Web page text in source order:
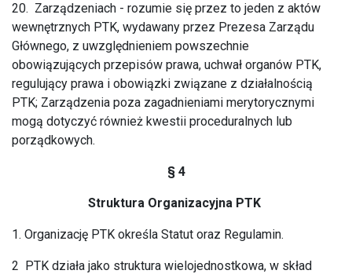
20. Zarządzeniach - rozumie się przez to jeden z aktów
wewnętrznych PTK, wydawany przez Prezesa Zarządu
Głównego, z uwzględnieniem powszechnie
obowiązujących przepisów prawa, uchwał organów PTK,
regulujący prawa i obowiązki związane z działalnością
PTK; Zarządzenia poza zagadnieniami merytorycznymi
mogą dotyczyć również kwestii proceduralnych lub
porządkowych.
§ 4
Struktura Organizacyjna PTK
1. Organizację PTK określa Statut oraz Regulamin.
2 PTK działa jako struktura wielojednostkowa, w skład